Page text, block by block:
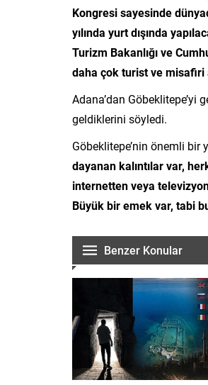
Kongresi sayesinde
yılında yurt dışında
Turizm Bakanlığı ve
daha çok turist ve misafiri
Adana’dan Göbeklitepe’yi
geldiklerini söyledi.
Göbeklitepe’nin önemli bir
dayanan kalıntılar var,
internetten veya
Büyük bir emek var, tabi
Benzer Konular